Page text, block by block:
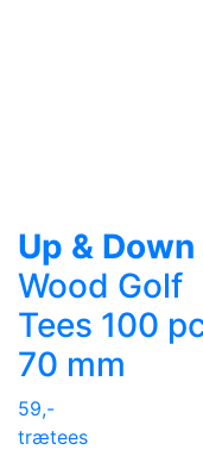
Up & Down
Wood Golf
Tees 100
70 mm
59,-
trætees